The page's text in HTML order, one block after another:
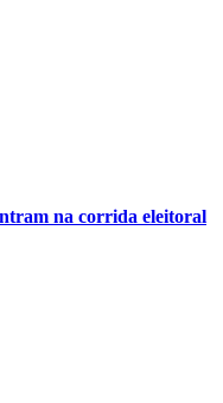
na corrida eleitoral